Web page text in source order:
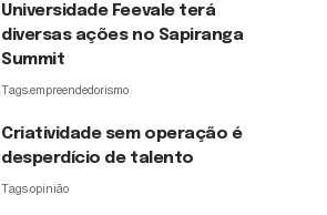
Universidade Feevale terá
diversas ações no Sapiranga
Summit
Tags:empreendedorismo
Criatividade sem operação é
desperdício de talento
Tags:opinião